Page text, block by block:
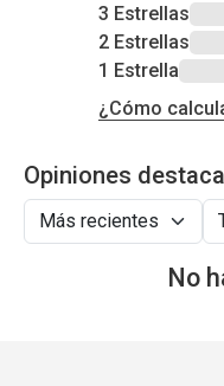
3 Estrellas
2 Estrellas
1 Estrella
¿Cómo
Opiniones
No